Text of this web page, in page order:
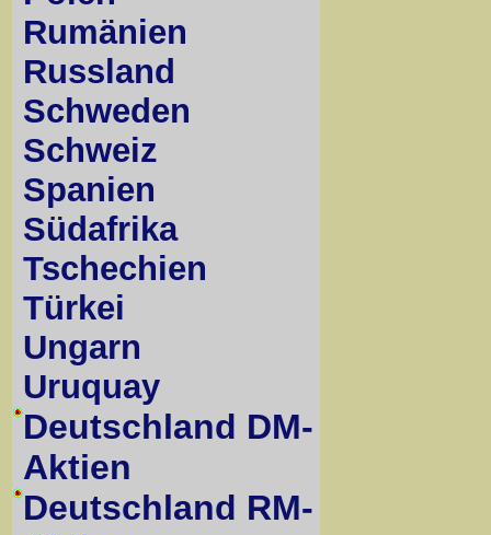
Rumänien
Russland
Schweden
Schweiz
Spanien
Südafrika
Tschechien
Türkei
Ungarn
Uruquay
Deutschland DM-
Aktien
Deutschland RM-